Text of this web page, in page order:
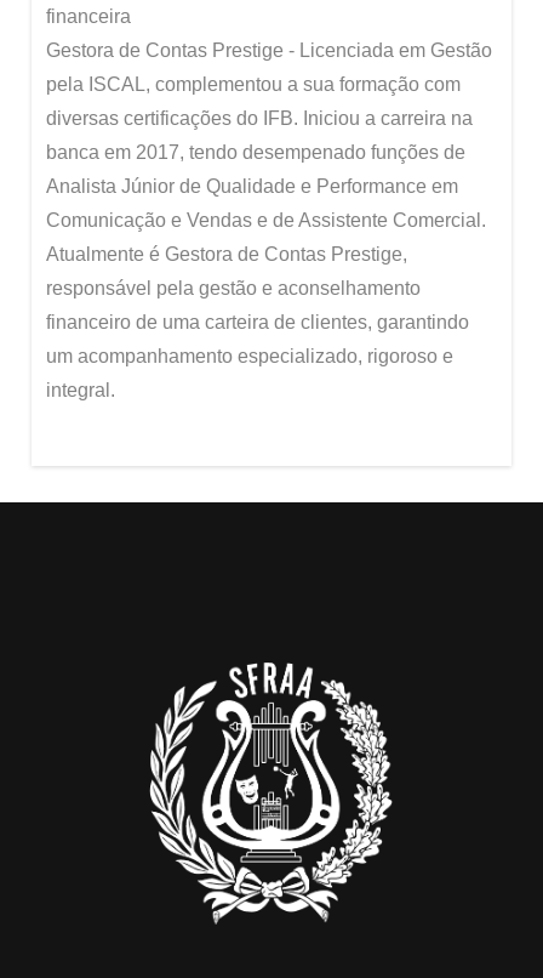
financeira
Gestora de Contas Prestige - Licenciada em Gestão
pela ISCAL, complementou a sua formação com
diversas certificações do IFB. Iniciou a carreira na
banca em 2017, tendo desempenado funções de
Analista Júnior de Qualidade e Performance em
Comunicação e Vendas e de Assistente Comercial.
Atualmente é Gestora de Contas Prestige,
responsável pela gestão e aconselhamento
financeiro de uma carteira de clientes, garantindo
um acompanhamento especializado, rigoroso e
integral.